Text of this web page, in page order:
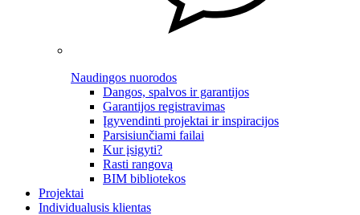
Naudingos nuorodos
Dangos, spalvos ir garantijos
Garantijos registravimas
Įgyvendinti projektai ir inspiracijos
Parsisiunčiami failai
Kur įsigyti?
Rasti rangovą
BIM bibliotekos
Projektai
Individualusis klientas